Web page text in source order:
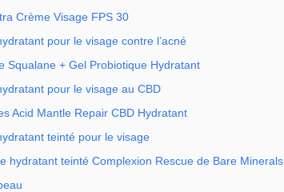
Crème Visage FPS 30
pour le visage contre l’acné
Squalane + Gel Probiotique Hydratant
pour le visage au CBD
Acid Mantle Repair CBD Hydratant
teinté pour le visage
hydratant teinté Complexion Rescue de Bare Minerals